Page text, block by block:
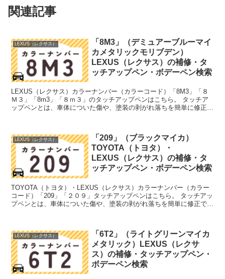
関連記事
LEXUS（レクサス）
「8M3」（デミュアーブルーマイ
カメタリックモリブデン）
LEXUS（レクサス）の補修・タ
ッチアップペン・ボデーペン検索
LEXUS（レクサス）カラーナンバー（カラーコード）「8M3」「８
Ｍ３」「8m3」「８ｍ３」のタッチアップペンはこちら。 タッチア
ップペンとは、車体についた傷や、塗装の剥がれ落ちを簡単に修正で
LEXUS（レクサス）
「209」（ブラックマイカ）
TOYOTA（トヨタ）・
LEXUS（レクサス）の補修・タ
ッチアップペン・ボデーペン検索
TOYOTA（トヨタ）・LEXUS（レクサス）カラーナンバー（カラー
コード）「209」「２０９」タッチアップペンはこちら。 タッチアッ
プペンとは、車体についた傷や、塗装の剥がれ落ちを簡単に修正でき
LEXUS（レクサス）
「6T2」（ライトグリーンマイカ
メタリック）LEXUS（レクサ
ス）の補修・タッチアップペン・
ボデーペン検索